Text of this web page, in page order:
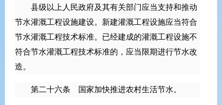
县级以上人民政府及其有关部门应当支持和推动
节水灌溉工程设施建设。新建灌溉工程设施应当符合
节水灌溉工程技术标准。已经建成的灌溉工程设施不
符合节水灌溉工程技术标准的，应当限期进行节水改
造。
第二十六条 国家加快推进农村生活节水。